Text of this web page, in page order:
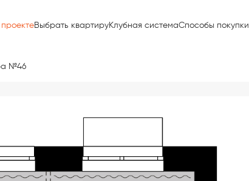
Выбрать квартируКлубная системаСпособы покупки
№46